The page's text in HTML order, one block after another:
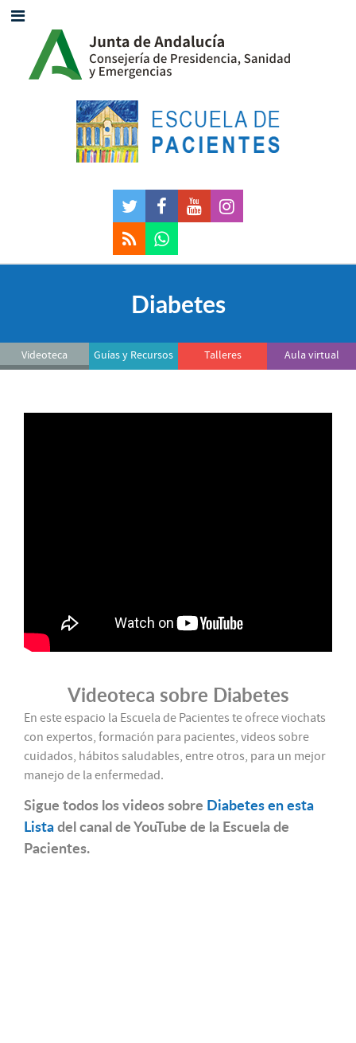
Diabetes
Videoteca Guías y Recursos Talleres Aula virtual
Videoteca sobre Diabetes
En este espacio la Escuela de Pacientes te ofrece viochats
con expertos, formación para pacientes, videos sobre
cuidados, hábitos saludables, entre otros, para un mejor
manejo de la enfermedad.
Sigue todos los videos sobre Diabetes en esta
Listadel canal de YouTube de la Escuela de
Pacientes.